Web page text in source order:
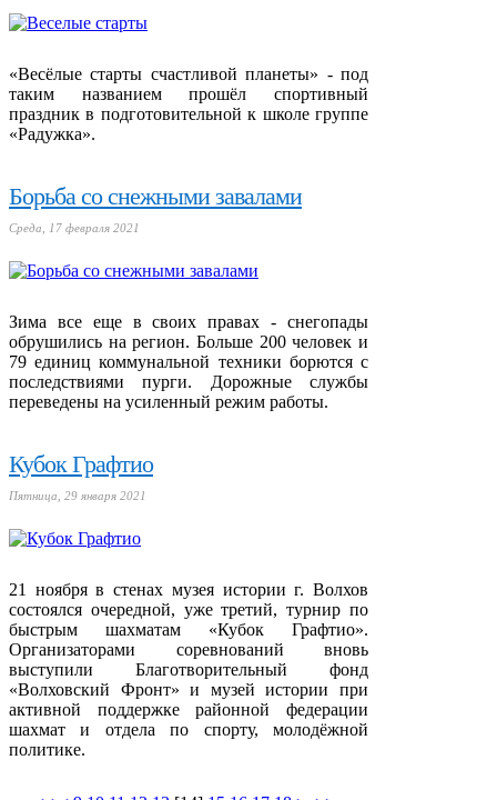
«Весёлые старты счастливой планеты» - под
таким названием прошёл спортивный
праздник в подготовительной к школе группе
«Радужка».
Борьба со снежными завалами
Среда, 17 февраля 2021
Зима все еще в своих правах - снегопады
обрушились на регион. Больше 200 человек и
79 единиц коммунальной техники борются с
последствиями пурги. Дорожные службы
переведены на усиленный режим работы.
Кубок Графтио
Пятница, 29 января 2021
21 ноября в стенах музея истории г. Волхов
состоялся очередной, уже третий, турнир по
быстрым шахматам «Кубок Графтио».
Организаторами соревнований вновь
выступили Благотворительный фонд
«Волховский Фронт» и музей истории при
активной поддержке районной федерации
шахмат и отдела по спорту, молодёжной
политике.